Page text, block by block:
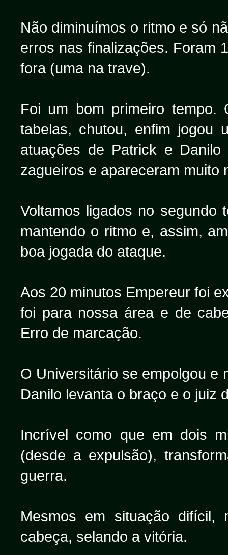
Não diminuímos o ritmo e só
erros nas finalizações. Foram
fora (uma na trave).
Foi um bom primeiro tempo.
tabelas, chutou, enfim jogou
atuações de Patrick e
zagueiros e apareceram muito
Voltamos ligados no segundo
mantendo o ritmo e, assim,
boa jogada do ataque.
Aos 20 minutos Empereur foi
foi para nossa área e de
Erro de marcação.
O Universitário se empolgou e
Danilo levanta o braço e o juiz
Incrível como que em dois
(desde a expulsão),
guerra.
Mesmos em situação difícil,
cabeça, selando a vitória.